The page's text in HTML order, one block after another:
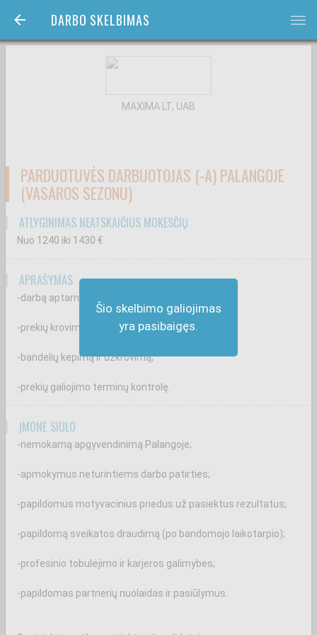
DARBO SKELBIMAS bars
Šio skelbimo galiojimas
yra pasibaigęs.
MAXIMA LT, UAB
PARDUOTUVĖS DARBUOTOJAS (-A) PALANGOJE
(VASAROS SEZONU)
ATLYGINIMAS NEATSKAIČIUS MOKESČIŲ
Nuo 1240 iki 1430 €
APRAŠYMAS
-darbą aptarnaujant klientus kasoje;
-prekių krovimą ir priežiūrą prekybos salėje;
-bandelių kepimą ir užkrovimą;
-prekių galiojimo terminų kontrolę.
ĮMONĖ SIŪLO
-nemokamą apgyvendinimą Palangoje;
-apmokymus neturintiems darbo patirties;
-papildomus motyvacinius priedus už pasiektus rezultatus;
-papildomą sveikatos draudimą (po bandomojo laikotarpio);
-profesinio tobulėjimo ir karjeros galimybes;
-papildomas partnerių nuolaidas ir pasiūlymus.